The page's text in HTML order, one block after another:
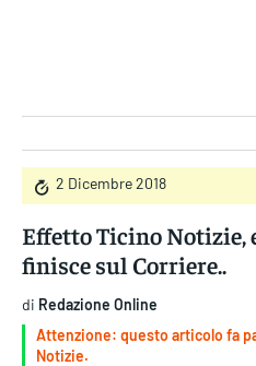
2 Dicembre 2018
Effetto Ticino Notizie,
finisce sul Corriere..
di Redazione Online
Attenzione: questo articolo fa
Notizie.